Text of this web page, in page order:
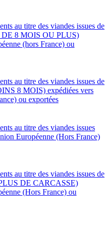
au titre des viandes issues de
8 MOIS OU PLUS)
(hors France) ou
au titre des viandes issues de
8 MOIS) expédiées vers
ou exportées
au titre des viandes issues
Européenne (Hors France)
au titre des viandes issues de
DE CARCASSE)
(Hors France) ou